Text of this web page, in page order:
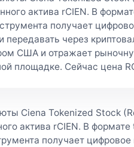
актива rCIEN. В
получает
передавать через
США и отражает
площадке. Сейчас цена
Ciena Tokenized Stock
актива rCIEN. В
получает